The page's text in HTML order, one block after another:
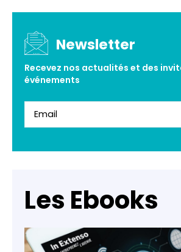
Newsletter
Recevez nos actualités et des
événements
Les Ebooks